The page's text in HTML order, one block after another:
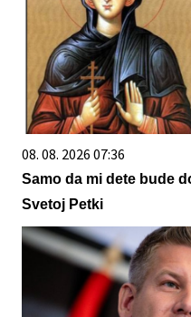
08. 08. 2026 07:36
Samo da mi dete bude
Svetoj Petki